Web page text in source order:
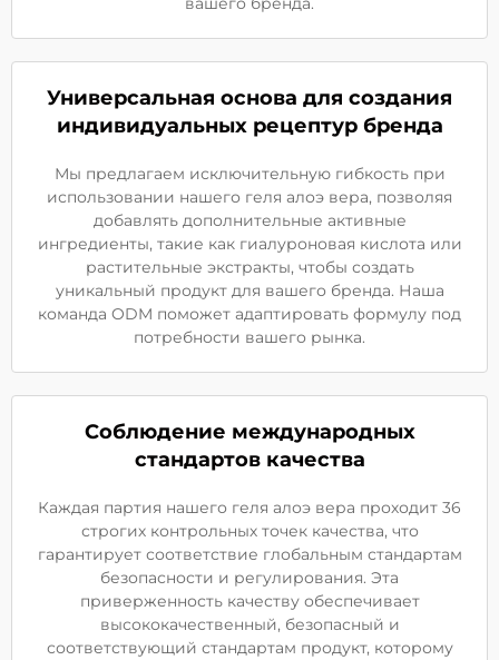
Универсальная основа для создания
индивидуальных рецептур бренда
Мы предлагаем исключительную гибкость при
использовании нашего геля алоэ вера, позволяя
добавлять дополнительные активные
ингредиенты, такие как гиалуроновая кислота или
растительные экстракты, чтобы создать
уникальный продукт для вашего бренда. Наша
команда ODM поможет адаптировать формулу под
потребности вашего рынка.
Соблюдение международных
стандартов качества
Каждая партия нашего геля алоэ вера проходит 36
строгих контрольных точек качества, что
гарантирует соответствие глобальным стандартам
безопасности и регулирования. Эта
приверженность качеству обеспечивает
высококачественный, безопасный и
соответствующий стандартам продукт, которому